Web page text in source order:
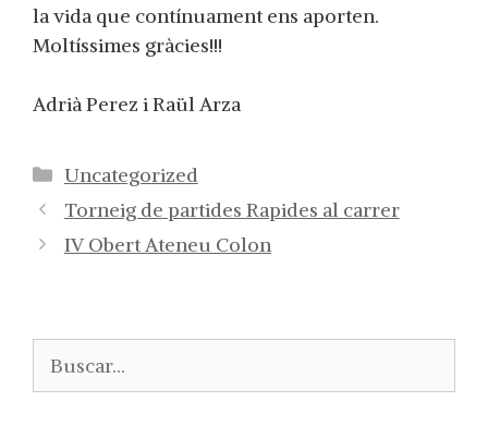
la vida que contínuament ens aporten.
Moltíssimes gràcies!!!
Adrià Perez i Raül Arza
Categorías
Uncategorized
Torneig de partides Rapides al carrer
IV Obert Ateneu Colon